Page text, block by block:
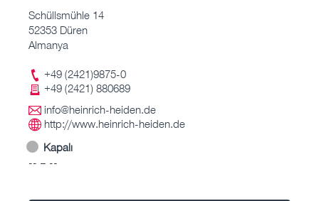
Schüllsmühle 14
52353 Düren
Almanya
+49 (2421)9875-0
+49 (2421) 880689
info@heinrich-heiden.de
http://www.heinrich-heiden.de
Kapalı
-- – --